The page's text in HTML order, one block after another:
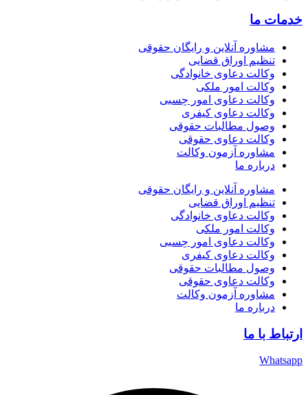
ما
مشاوره آنلاین و رایگان حقوقی
تنظیم اوراق قضایی
وکالت دعاوی خانوادگی
وکالت امور ملکی
وکالت دعاوی امور حِسبی
وکالت دعاوی کیفری
وصول مطالبات حقوقی
وکالت دعاوی حقوقی
مشاوره آزمون وکالت
درباره ما
مشاوره آنلاین و رایگان حقوقی
تنظیم اوراق قضایی
وکالت دعاوی خانوادگی
وکالت امور ملکی
وکالت دعاوی امور حِسبی
وکالت دعاوی کیفری
وصول مطالبات حقوقی
وکالت دعاوی حقوقی
مشاوره آزمون وکالت
درباره ما
با ما